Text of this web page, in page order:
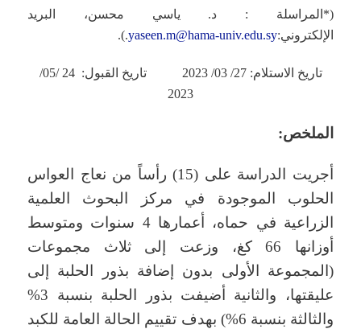
(*المراسلة : د. ياسي محسن، البريد
الإلكتروني:yaseen.m@hama-univ.edu.sy
.).
تاريخ الاستلام: 27/ 03/ 2023 تاريخ القبول: 24 /05/
2023
الملخص:
أجريت الدراسة على (15) رأساً من نعاج العواس
الحلوب الموجودة في مركز البحوث العلمية
الزراعية في حماه، أعمارها 4 سنوات ومتوسط
أوزانها 66 كغ، وزعت إلى ثلاث مجموعات
(المجموعة الأولى بدون إضافة بذور الحلبة إلى
عليقتها، والثانية أضيفت بذور الحلبة بنسبة 3%
والثالثة بنسبة 6%) بهدف تقييم الحالة العامة للكبد